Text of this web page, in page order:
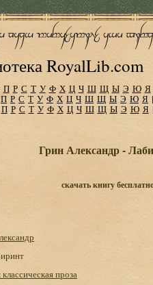
RoyalLib.com
П Р С Т У Ф Х Ц Ч Ш Щ Ы Э Ю Я
П Р С Т У Ф Х Ц Ч Ш Щ Ы Э Ю Я
П Р С Т У Ф Х Ц Ч Ш Щ Ы Э Ю Я
Грин Александр -
скачать книгу
классическая проза